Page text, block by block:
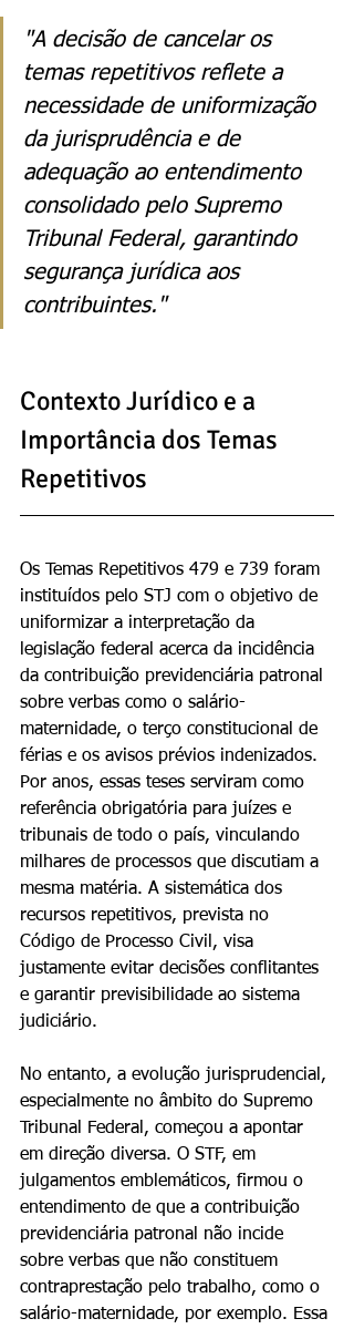
"A decisão de cancelar os
temas repetitivos reflete a
necessidade de uniformização
da jurisprudência e de
adequação ao entendimento
consolidado pelo Supremo
Tribunal Federal, garantindo
segurança jurídica aos
contribuintes."
Contexto Jurídico e a
Importância dos Temas
Repetitivos
Os Temas Repetitivos 479 e 739 foram
instituídos pelo STJ com o objetivo de
uniformizar a interpretação da
legislação federal acerca da incidência
da contribuição previdenciária patronal
sobre verbas como o salário-
maternidade, o terço constitucional de
férias e os avisos prévios indenizados.
Por anos, essas teses serviram como
referência obrigatória para juízes e
tribunais de todo o país, vinculando
milhares de processos que discutiam a
mesma matéria. A sistemática dos
recursos repetitivos, prevista no
Código de Processo Civil, visa
justamente evitar decisões conflitantes
e garantir previsibilidade ao sistema
judiciário.
No entanto, a evolução jurisprudencial,
especialmente no âmbito do Supremo
Tribunal Federal, começou a apontar
em direção diversa. O STF, em
julgamentos emblemáticos, firmou o
entendimento de que a contribuição
previdenciária patronal não incide
sobre verbas que não constituem
contraprestação pelo trabalho, como o
salário-maternidade, por exemplo. Essa